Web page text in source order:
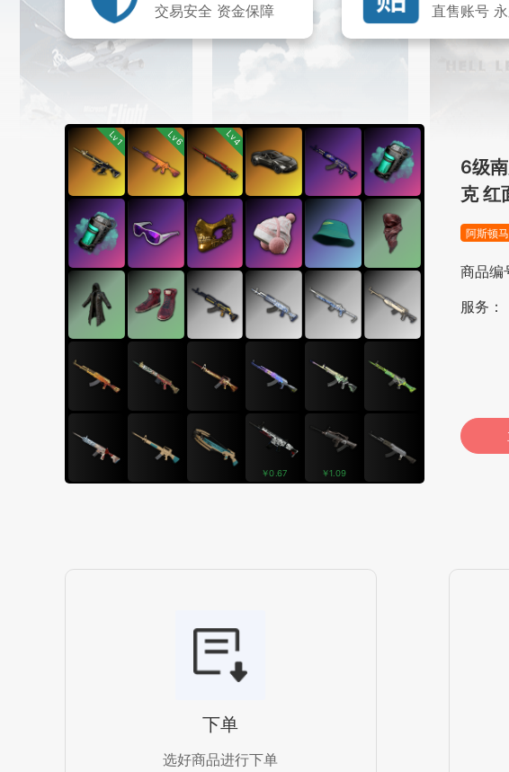
交易安全 资金保障 直售账号
Lv1 Lv6 Lv4
￥0.67 ￥1.09
6级
克 红
阿斯顿
商品编
服务：
下单
选好商品进行下单